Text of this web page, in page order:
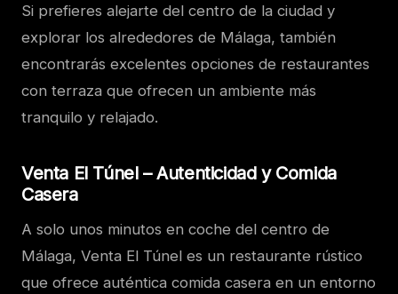
Si prefieres alejarte del centro de la ciudad y
explorar los alrededores de Málaga, también
encontrarás excelentes opciones de restaurantes
con terraza que ofrecen un ambiente más
tranquilo y relajado.
Venta El Túnel – Autenticidad y Comida
Casera
A solo unos minutos en coche del centro de
Málaga, Venta El Túnel es un restaurante rústico
que ofrece auténtica comida casera en un entorno